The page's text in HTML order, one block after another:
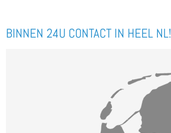
BINNEN 24U CONTACT IN HEEL NL!